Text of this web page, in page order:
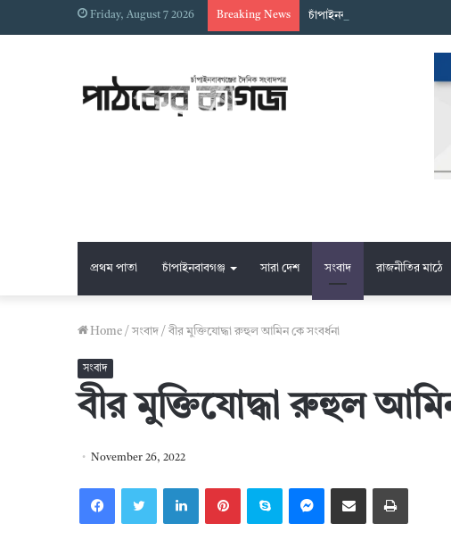
Friday, August 7 2026 Breaking News চাঁপাইনবাবগঞ্জে স্বেচ্ছাসেবক
প্রথম পাতা চাঁপাইনবাবগঞ্জ সারা দেশ সংবাদ রাজনীতির মাঠে
Home / সংবাদ / বীর মুক্তিযোদ্ধা রুহুল আমিন কে সংবর্ধনা
সংবাদ
বীর মুক্তিযোদ্ধা রুহুল
November 26, 2022
FacebookTwitter LinkedInPinterestSkype MessengerShare via Email Print